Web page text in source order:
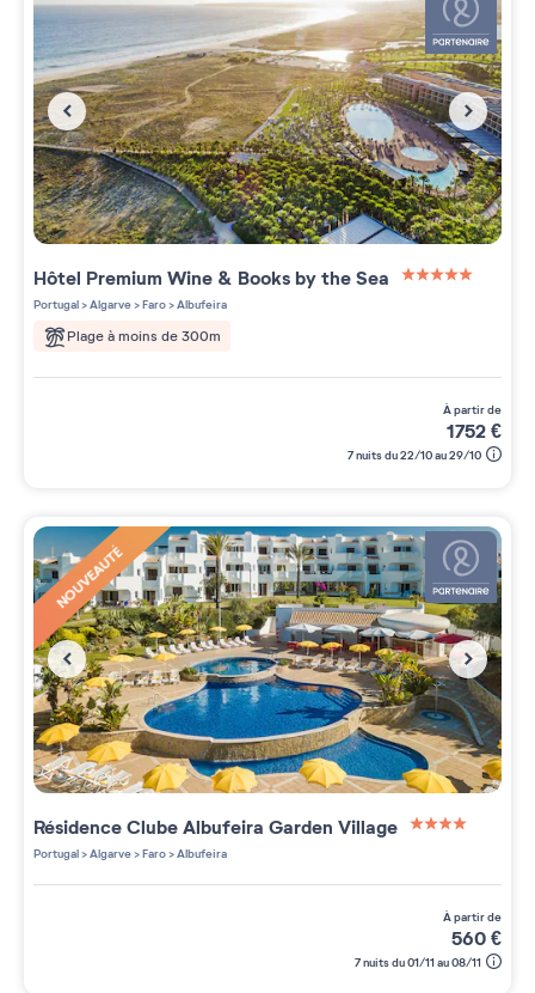
Hôtel Premium Wine & Books by the Sea
Portugal>Algarve>Faro>Albufeira
Plage à moins de 300m
à partir de
1752€
7 nuits du 22/10 au 29/10
NOUVEAUTÉ
RésidenceClube Albufeira Garden Village
Portugal>Algarve>Faro>Albufeira
à partir de
560€
7 nuits du 01/11 au 08/11